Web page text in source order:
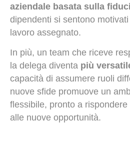
aziendale basata sulla
dipendenti si sentono
lavoro assegnato.
In più, un team che riceve
la delega diventa più
capacità di assumere ruoli
nuove sfide promuove un
flessibile, pronto a
alle nuove opportunità.